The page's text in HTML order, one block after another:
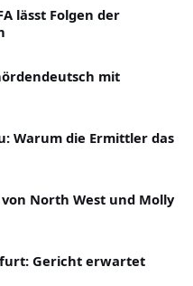
lässt Folgen der
mit
Warum die Ermittler das
North West und Molly
Gericht erwartet